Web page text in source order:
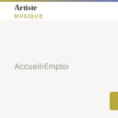
Accueil›Emploi